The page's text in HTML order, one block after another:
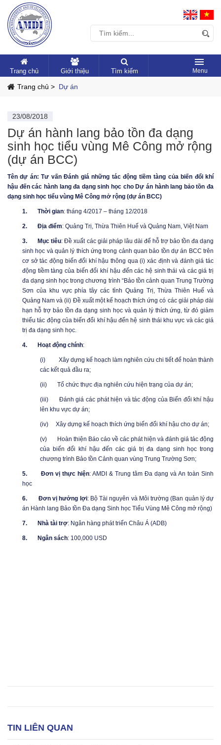
Trang chủ Giới thiệu Tìm kiếm
Trang chủ > Dự án
23/08/2018
Dự án hành lang bảo tồn đa dạng
sinh học tiểu vùng Mê Công mở rộng
(dự án BCC)
Tên dự án: Tư vấn Đánh giá những tác động tiềm tàng của biến đổi khí
hậu đến các hành lang đa dạng sinh học cho Dự án hành lang bảo tồn đa
dạng sinh học tiểu vùng Mê Công mở rộng (dự án BCC)
1. Thời gian: tháng 4/2017 – tháng 12/2018
2. Địa điểm: Quảng Trị, Thừa Thiên Huế và Quảng Nam, Việt Nam
3. Mục tiêu: Đề xuất các giải pháp lâu dài để hỗ trợ bảo tồn đa dạng
sinh học và quản lý thích ứng trong cảnh quan bảo tồn dự án BCC trên
cơ sở tác động biến đổi khí hậu thông qua (i) xác định và đánh giá tác
động tiềm tàng của biến đổi khí hậu đến các hệ sinh thái và các giá trị
đa dạng sinh học trong chương trình “Bảo tồn cảnh quan Trung Trường
Sơn của khu vực phía tây các tỉnh Quảng Trị, Thừa Thiên Huế và
Quảng Nam và (ii) Đề xuất một kế hoạch thích ứng có các giải pháp dài
hạn hỗ trợ bảo tồn đa dạng sinh học và quản lý thích ứng, từ đó giảm
thiểu tác động của biến đổi khí hậu đến hệ sinh thái khu vực và các giá
trị đa dạng sinh học.
4. Hoạt động chính:
(i) Xây dựng kế hoạch làm nghiên cứu chi tiết để hoàn thành
các kết quả đầu ra;
(ii) Tổ chức thực địa nghiên cứu hiện trạng của dự án;
(iii) Đánh giá các phát hiện và tác động của Biến đổi khí hậu
lên khu vực dự án;
(iv) Xây dựng kế hoạch thích ứng biến đổi khí hậu cho dự án;
(v)
Hoàn thiện Báo cáo về các phát hiện và đánh giá tác động
của biến đổi khí hậu đến các giá trị đa dạng sinh học trong
chương trình Bảo tồn Cảnh quan vùng Trung Trường Sơn;
5. Đơn vị thực hiện: AMDI & Trung tâm Đa dạng và An toàn Sinh
học
6. Đơn vị hưởng lợi: Bộ Tài nguyên và Môi trường (Ban quản lý dự
án Hành lang Bảo tồn Đa dạng Sinh học Tiểu Vùng Mê Công mở rộng)
7. Nhà tài trợ: Ngân hàng phát triển Châu Á (ADB)
8. Ngân sách: 100,000 USD
TIN LIÊN QUAN